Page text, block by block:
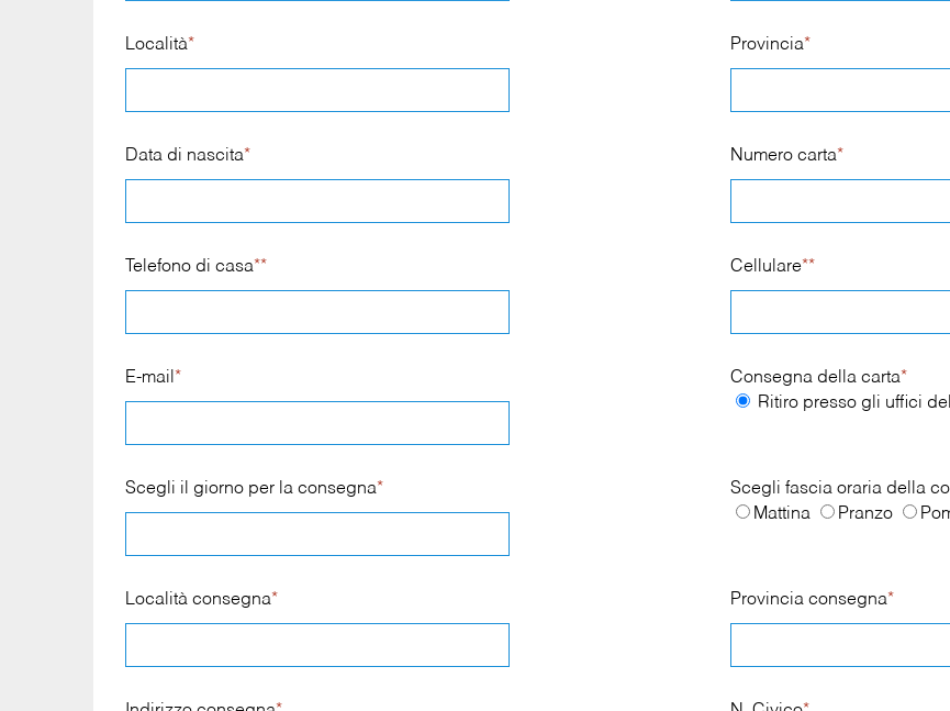
Località* Provincia*
Data di nascita* Numero carta*
Telefono di casa** Cellulare**
E-mail * Consegna della carta*
Ritiro presso gli uffici
Scegli il giorno per la consegna* Scegli fascia oraria della
Mattina
Pranzo
Località consegna* Provincia consegna*